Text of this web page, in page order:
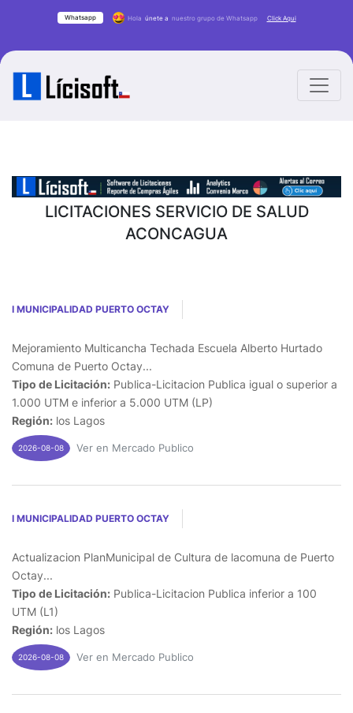
Whatsapp Hola únete a nuestro grupo de Whatsapp Click Aqui
LICITACIONES SERVICIO DE SALUD
ACONCAGUA
I MUNICIPALIDAD PUERTO OCTAY
Mejoramiento Multicancha Techada Escuela Alberto Hurtado
Comuna de Puerto Octay...
Tipo de Licitación: Publica-Licitacion Publica igual o superior a
1.000 UTM e inferior a 5.000 UTM (LP)
Región: los Lagos
2026-08-08 Ver en Mercado Publico
I MUNICIPALIDAD PUERTO OCTAY
Actualizacion PlanMunicipal de Cultura de lacomuna de Puerto
Octay...
Tipo de Licitación: Publica-Licitacion Publica inferior a 100
UTM (L1)
Región: los Lagos
2026-08-08 Ver en Mercado Publico